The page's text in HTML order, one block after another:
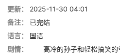
更新：
2025-11-30 04:01
备注：
已完结
语言：
国语
剧情：
高冷的孙子和轻松搞笑的